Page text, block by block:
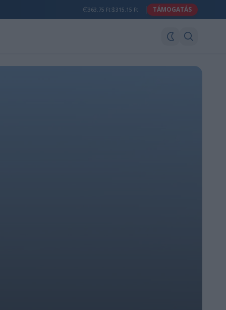
363.75 Ft 315.15 Ft TÁMOGATÁS